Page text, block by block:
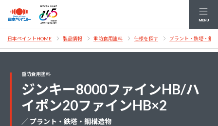
MENU
日本ペイントHOME 製品情報 重防食用塗料 仕様を探す プラント・鉄塔・鋼
重防食用塗料
ジンキー8000ファインHB/ハ
イポン20ファインHB×2
／ プラント・鉄塔・鋼構造物